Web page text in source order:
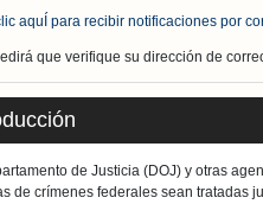
aquÍ para recibir notificaciones por
que verifique su dirección de
de Justicia (DOJ) y otras
de crímenes federales sean tratadas